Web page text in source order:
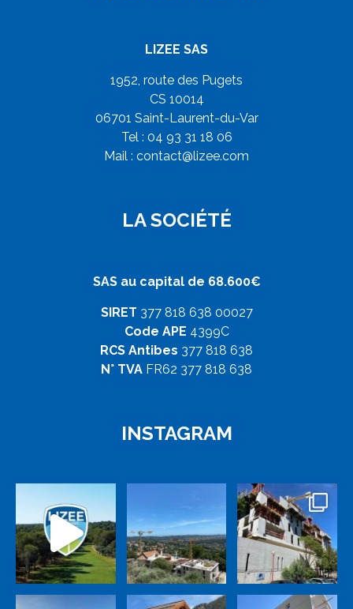
LIZEE SAS
1952, route des Pugets
CS 10014
06701 Saint-Laurent-du-Var
Tel : 04 93 31 18 06
Mail : contact@lizee.com
LA SOCIÉTÉ
SAS au capital de 68.600€
SIRET 377 818 638 00027
Code APE 4399C
RCS Antibes 377 818 638
N° TVA FR62 377 818 638
INSTAGRAM